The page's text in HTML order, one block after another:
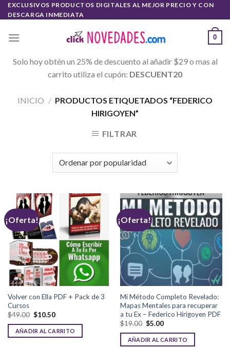
Skip
to
EXCLUSIVOS PRODUCTOS DIGITALES AL MEJOR PRECIO Y CON
DESCARGA INMEDIATA
0
Solo hoy obtén un 25% de descuento al añadir $29 o mas al
carrito utiliza el cupón: DESCUENT20
INICIO / PRODUCTOS ETIQUETADOS “FEDERICO
HIRIGOYEN”
FILTRAR
¡Oferta!
Volver con Ella PDF + Pack de 3
Cursos
$49.00 $10.50
AÑADIR AL CARRITO
¡Oferta!
Mi Método Completo Revelado:
Mapas Mentales para recuperar
a tu Ex – Federico Hirigoyen PDF
$19.00 $5.00
AÑADIR AL CARRITO